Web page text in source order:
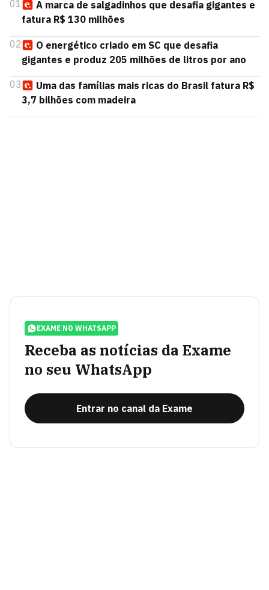
01
A marca de salgadinhos que desafia gigantes e
fatura R$ 130 milhões
02
O energético criado em SC que desafia
gigantes e produz 205 milhões de litros por ano
03
Uma das famílias mais ricas do Brasil fatura R$
3,7 bilhões com madeira
EXAME NO WHATSAPP
Receba as notícias da Exame
no seu WhatsApp
Entrar no canal da Exame